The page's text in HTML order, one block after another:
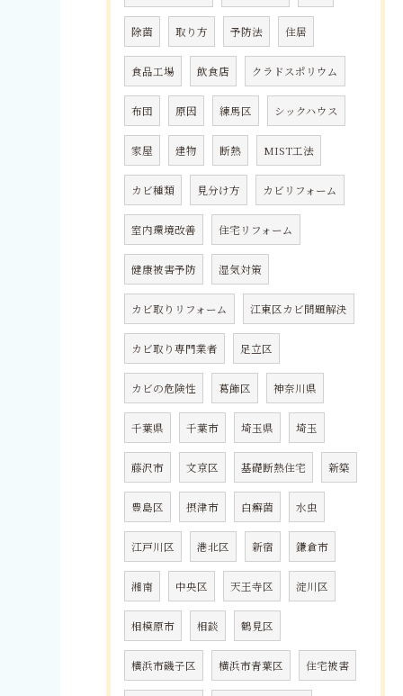
除菌 取り方 予防法 住居
食品工場 飲食店 クラドスポリウム
布団 原因 練馬区 シックハウス
家屋 建物 断熱 MIST工法
カビ種類 見分け方 カビリフォーム
室内環境改善 住宅リフォーム
健康被害予防 湿気対策
カビ取りリフォーム 江東区カビ問題解決
カビ取り専門業者 足立区
カビの危険性 葛飾区 神奈川県
千葉県 千葉市 埼玉県 埼玉
藤沢市 文京区 基礎断熱住宅 新築
豊島区 摂津市 白癬菌 水虫
江戸川区 港北区 新宿 鎌倉市
湘南 中央区 天王寺区 淀川区
相模原市 相談 鶴見区
横浜市磯子区 横浜市青葉区 住宅被害